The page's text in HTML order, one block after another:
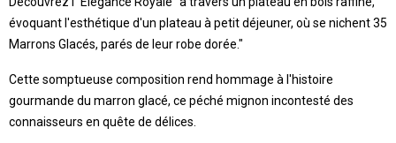
évoquant l'esthétique d'un plateau à petit déjeuner, où se nichent 35
Marrons Glacés, parés de leur robe dorée."
Cette somptueuse composition rend hommage à l'histoire
gourmande du marron glacé, ce péché mignon incontesté des
connaisseurs en quête de délices.